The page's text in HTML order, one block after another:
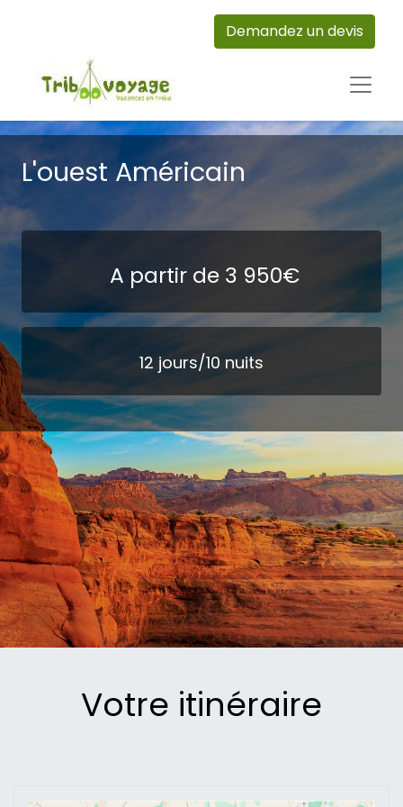
Demandez un devis
L'ouest Américain
A partir de 3 950€
12 jours/10 nuits
​Votre itinéraire